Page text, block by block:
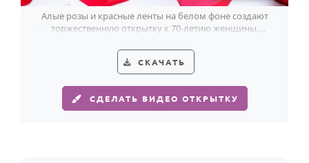
Алые розы и красные ленты на белом фоне создают
торжественную открытку к 70-летию женщины,
СКАЧАТЬ
СДЕЛАТЬ ВИДЕО ОТКРЫТКУ